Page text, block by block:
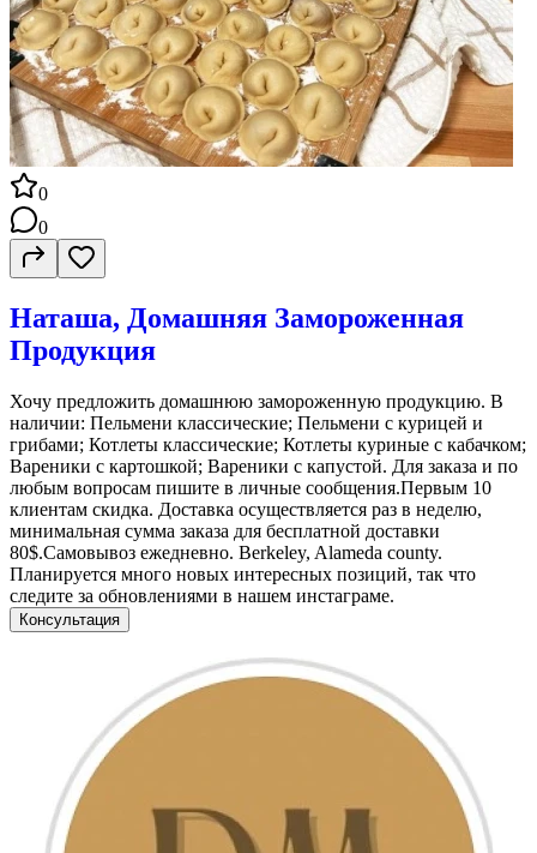
0
0
Наташа, Домашняя Замороженная
Продукция
Хочу предложить домашнюю замороженную продукцию. В
наличии: Пельмени классические; Пельмени с курицей и
грибами; Котлеты классические; Котлеты куриные с кабачком;
Вареники с картошкой; Вареники с капустой. Для заказа и по
любым вопросам пишите в личные сообщения.Первым 10
клиентам скидка. Доставка осуществляется раз в неделю,
минимальная сумма заказа для бесплатной доставки
80$.Самовывоз ежедневно. Berkeley, Alameda county.
Планируется много новых интересных позиций, так что
следите за обновлениями в нашем инстаграме.
Консультация